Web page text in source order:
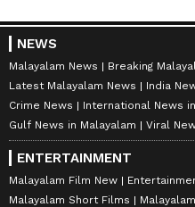
NEWS
Malayalam News
Breaking
Latest Malayalam News
India
Crime News
International News
Gulf News in Malayalam
Viral
ENTERTAINMENT
Malayalam Film New
Malayalam Short Films